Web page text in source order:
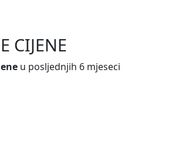
CIJENE
u posljednjih 6 mjeseci